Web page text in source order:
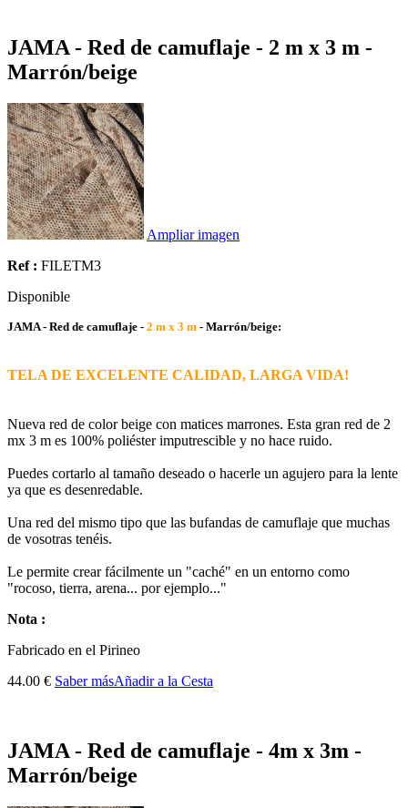
JAMA - Red de camuflaje - 2 m x 3 m -
Marrón/beige
Ampliar imagen
Ref : FILETM3
Disponible
JAMA - Red de camuflaje - 2 m x 3 m - Marrón/beige:
TELA DE EXCELENTE CALIDAD, LARGA VIDA!
Nueva red de color beige con matices marrones. Esta gran red de 2
mx 3 m es 100% poliéster imputrescible y no hace ruido.
Puedes cortarlo al tamaño deseado o hacerle un agujero para la lente
ya que es desenredable.
Una red del mismo tipo que las bufandas de camuflaje que muchas
de vosotras tenéis.
Le permite crear fácilmente un "caché" en un entorno como
"rocoso, tierra, arena... por ejemplo..."
Nota :
Fabricado en el Pirineo
44.00 € Saber másAñadir a la Cesta
JAMA - Red de camuflaje - 4m x 3m -
Marrón/beige